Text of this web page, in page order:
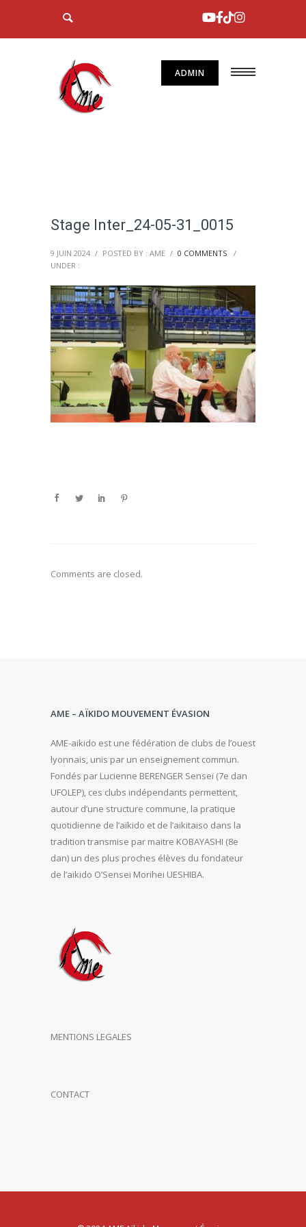
ADMIN
Stage Inter_24-05-31_0015
9 JUIN 2024 / POSTED BY : AME / 0 COMMENTS
/
UNDER :
Comments are closed.
AME – AÏKIDO MOUVEMENT ÉVASION
AME-aikido est une fédération de clubs de l’ouest
lyonnais, unis par un enseignement commun.
Fondés par Lucienne BERENGER Senseï (7e dan
UFOLEP), ces clubs indépendants permettent,
autour d’une structure commune, la pratique
quotidienne de l’aïkido et de l’aikitaiso dans la
tradition transmise par maitre KOBAYASHI (8e
dan) un des plus proches élèves du fondateur
de l’aikido O’Sensei Morihei UESHIBA.
MENTIONS LEGALES
CONTACT